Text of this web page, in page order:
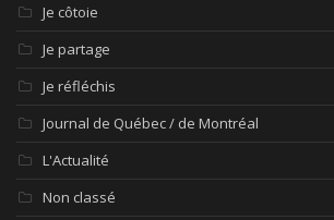
Je côtoie
Je partage
Je réfléchis
Journal de Québec / de Montréal
L'Actualité
Non classé